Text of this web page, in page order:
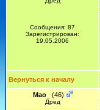
Сообщения: 87
Зарегистрирован:
19.05.2006
Вернуться к началу
Mao_ (46)
Дред